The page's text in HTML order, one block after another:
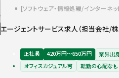
ソフトウェア・情報処理 インターネッ
エージェントサービス求人（担当会社/
正社員 420万円〜650万円 業界出
オフィスカジュアル可
転勤の心配なし